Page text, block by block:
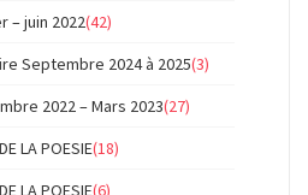
– juin 2022(42)
Septembre 2024 à 2025(3)
2022 – Mars 2023(27)
LA POESIE(18)
LA POESIE(6)